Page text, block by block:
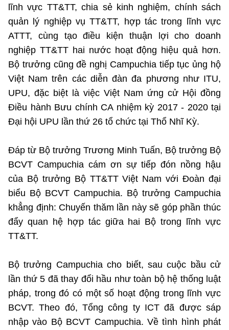
lĩnh vực TT&TT, chia sẻ kinh nghiệm, chính sách
quản lý nghiệp vụ TT&TT, hợp tác trong lĩnh vực
ATTT, cùng tạo điều kiện thuận lợi cho doanh
nghiệp TT&TT hai nước hoạt động hiệu quả hơn.
Bộ trưởng cũng đề nghị Campuchia tiếp tục ủng hộ
Việt Nam trên các diễn đàn đa phương như ITU,
UPU, đặc biệt là việc Việt Nam ứng cử Hội đồng
Điều hành Bưu chính CA nhiệm kỳ 2017 - 2020 tại
Đại hội UPU lần thứ 26 tổ chức tại Thổ Nhĩ Kỳ.
Đáp từ Bộ trưởng Trương Minh Tuấn, Bộ trưởng Bộ
BCVT Campuchia cám ơn sự tiếp đón nồng hậu
của Bộ trưởng Bộ TT&TT Việt Nam với Đoàn đại
biểu Bộ BCVT Campuchia. Bộ trưởng Campuchia
khẳng định: Chuyến thăm lần này sẽ góp phần thúc
đẩy quan hệ hợp tác giữa hai Bộ trong lĩnh vực
TT&TT.
Bộ trưởng Campuchia cho biết, sau cuộc bầu cử
lần thứ 5 đã thay đổi hầu như toàn bộ hệ thống luật
pháp, trong đó có một số hoạt động trong lĩnh vực
BCVT. Theo đó, Tổng công ty ICT đã được sáp
nhập vào Bộ BCVT Campuchia. Về tình hình phát